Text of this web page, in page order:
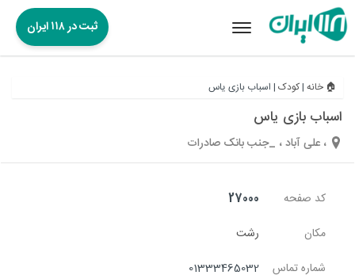
Toggle
ثبت در ۱۱۸ ایران
🏠 خانه |کودک | اسباب بازی یاس
اسباب بازی یاس
، علی آباد ، _جنب بانک صادرات
کد صفحه
27000
مکان
رشت
شماره تماس
01333465032